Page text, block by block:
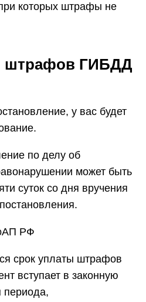
которых штрафы не
штрафов ГИБДД
у вас будет
по делу об
может быть
суток со дня вручения
РФ
срок уплаты штрафов
вступает в законную
периода,